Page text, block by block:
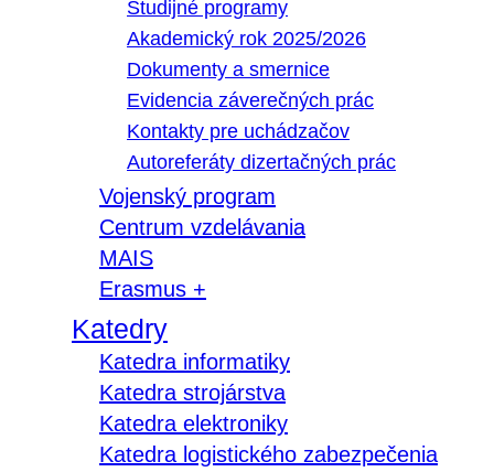
Študijné programy
Akademický rok 2025/2026
Dokumenty a smernice
Evidencia záverečných prác
Kontakty pre uchádzačov
Autoreferáty dizertačných prác
Vojenský program
Centrum vzdelávania
MAIS
Erasmus +
Katedry
Katedra informatiky
Katedra strojárstva
Katedra elektroniky
Katedra logistického zabezpečenia